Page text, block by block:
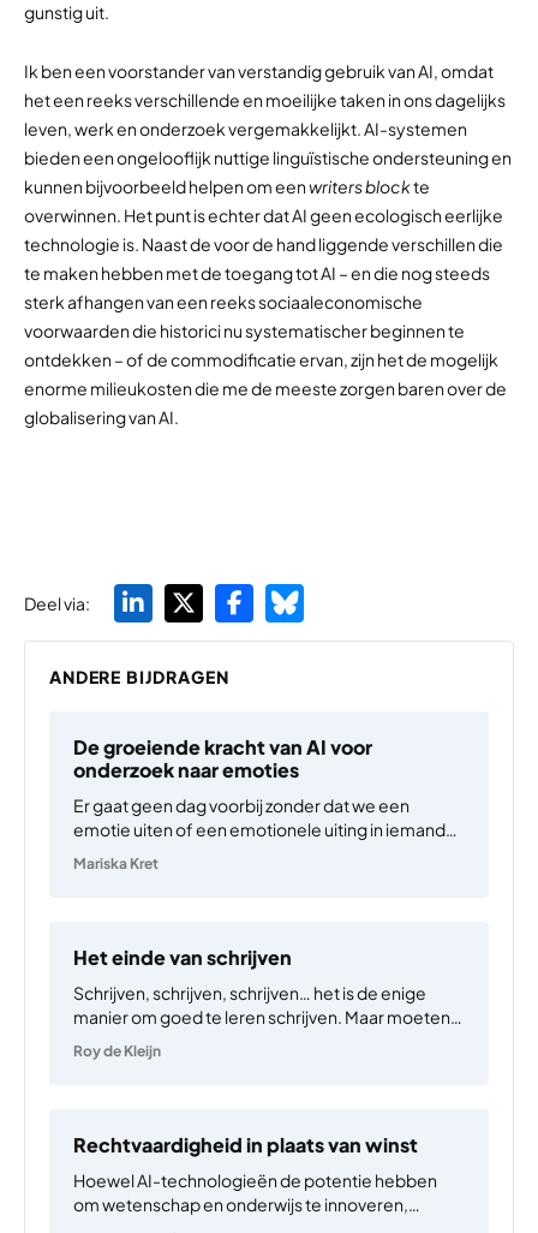
gunstig uit.
Ik ben een voorstander van verstandig gebruik van AI, omdat
het een reeks verschillende en moeilijke taken in ons dagelijks
leven, werk en onderzoek vergemakkelijkt. AI-systemen
bieden een ongelooflijk nuttige linguïstische ondersteuning en
kunnen bijvoorbeeld helpen om eenwriters blockte
overwinnen. Het punt is echter dat AI geen ecologisch eerlijke
technologie is. Naast de voor de hand liggende verschillen die
te maken hebben met de toegang tot AI – en die nog steeds
sterk afhangen van een reeks sociaaleconomische
voorwaarden die historici nu systematischer beginnen te
ontdekken – of de commodificatie ervan, zijn het de mogelijk
enorme milieukosten die me de meeste zorgen baren over de
globalisering van AI.
Deel via:
ANDERE BIJDRAGEN
De groeiende kracht van AI voor
onderzoek naar emoties
Er gaat geen dag voorbij zonder dat we een
emotie uiten of een emotionele uiting in iemand
Mariska Kret
Het einde van schrijven
Schrijven, schrijven, schrijven… het is de enige
manier om goed te leren schrijven. Maar moeten
afgelopen decennia de nadruk op leren
Roy de Kleijn
Rechtvaardigheid in plaats van winst
Hoewel AI-technologieën de potentie hebben
om wetenschap en onderwijs te innoveren,